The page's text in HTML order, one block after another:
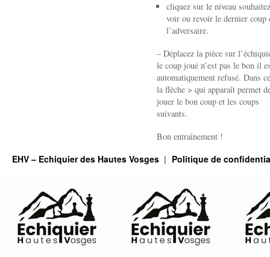
cliquez sur le niveau
voir ou revoir le dernier coup
l’adversaire.
– Déplacez la pièce sur
le coup joué n’est pas le bon il
automatiquement refusé. Dans
la flèche > qui apparaît permet
jouer le bon coup et les coups
suivants.
Bon entraînement !
EHV – Echiquier des Hautes Vosges Politique de